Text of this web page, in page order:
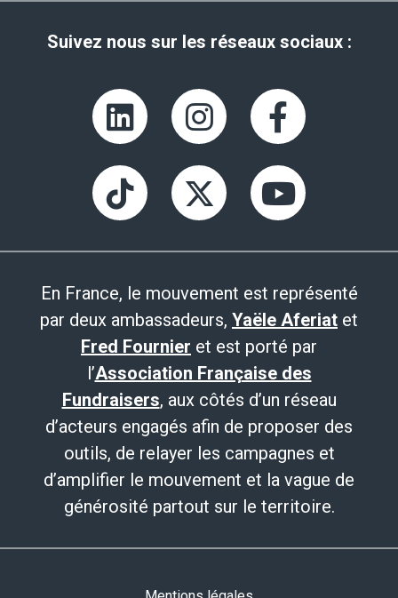
Suivez nous sur les réseaux sociaux :
En France, le mouvement est représenté
par deux ambassadeurs, Yaële Aferiat et
Fred Fournier et est porté par
l’Association Française des
Fundraisers, aux côtés d’un réseau
d’acteurs engagés afin de proposer des
outils, de relayer les campagnes et
d’amplifier le mouvement et la vague de
générosité partout sur le territoire.